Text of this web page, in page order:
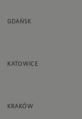
GDAŃSK
KATOWICE
KRAKÓW